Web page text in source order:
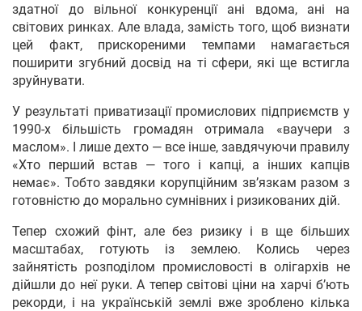
здатної до вільної конкуренції ані вдома, ані на
світових ринках. Але влада, замість того, щоб визнати
цей факт, прискореними темпами намагається
поширити згубний досвід на ті сфери, які ще встигла
зруйнувати.
У результаті приватизації промислових підприємств у
1990-х більшість громадян отримала «ваучери з
маслом». І лише дехто — все інше, завдячуючи правилу
«Хто перший встав — того і капці, а інших капців
немає». Тобто завдяки корупційним зв’язкам разом з
готовністю до морально сумнівних і ризикованих дій.
Тепер схожий фінт, але без ризику і в ще більших
масштабах, готують із землею. Колись через
зайнятість розподілом промисловості в олігархів не
дійшли до неї руки. А тепер світові ціни на харчі б’ють
рекорди, і на українській землі вже зроблено кілька